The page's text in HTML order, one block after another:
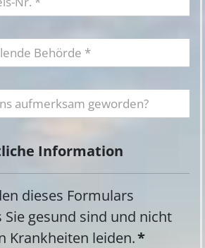
Information
dieses Formulars
Sie gesund sind und nicht
Krankheiten leiden.*